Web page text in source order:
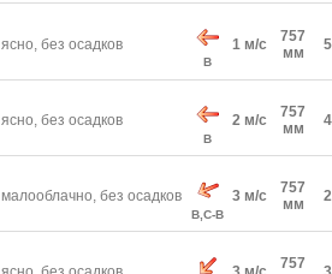
ясно, без осадков
В
1 м/с
757
мм
ясно, без осадков
В
2 м/с
757
мм
малооблачно, без осадков
В,С-В
3 м/с
757
мм
757